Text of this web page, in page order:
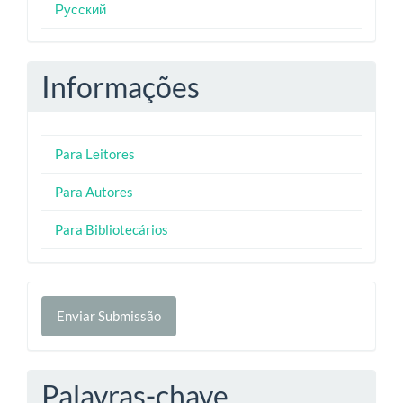
Русский
Informações
Para Leitores
Para Autores
Para Bibliotecários
Enviar
Submissão
Enviar Submissão
Palavras-chave